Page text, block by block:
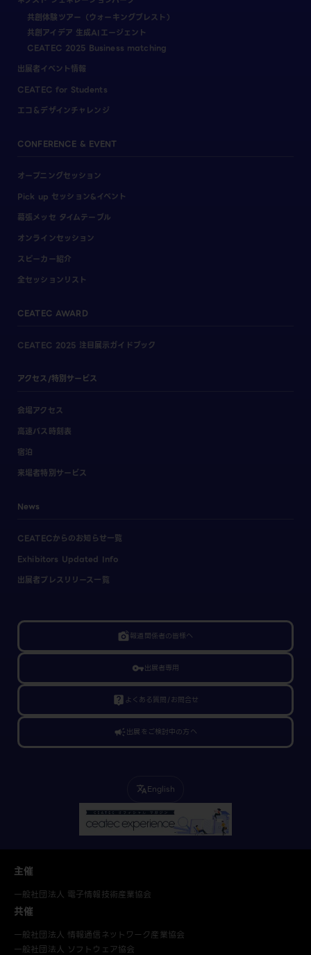
共創体験ツアー（ウォーキングブレスト）
共創アイデア 生成AIエージェント
CEATEC 2025 Business matching
出展者イベント情報
CEATEC for Students
エコ＆デザインチャレンジ
CONFERENCE & EVENT
オープニングセッション
Pick up セッション&イベント
幕張メッセ タイムテーブル
オンラインセッション
スピーカー紹介
全セッションリスト
CEATEC AWARD
CEATEC 2025 注目展示ガイドブック
アクセス/特別サービス
会場アクセス
高速バス時刻表
宿泊
来場者特別サービス
News
CEATECからのお知らせ一覧
Exhibitors Updated Info
出展者プレスリリース一覧
linked_camera報道関係者の皆様へ
vpn_key出展者専用
live_help よくある質問/お問合せ
campaign出展をご検討中の方へ
translateEnglish
主催
一般社団法人 電子情報技術産業協会
共催
一般社団法人 情報通信ネットワーク産業協会
一般社団法人 ソフトウェア協会